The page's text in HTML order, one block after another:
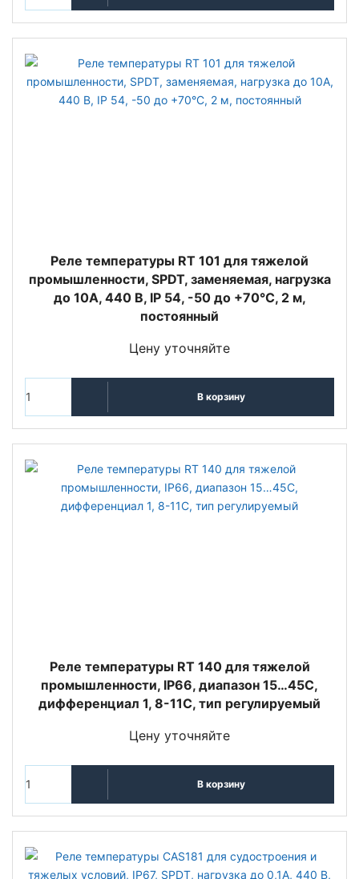
Реле температуры RT 101 для тяжелой
промышленности, SPDT, заменяемая, нагрузка
до 10А, 440 В, IP 54, -50 до +70°С, 2 м,
постоянный
Цену уточняйте
В корзину
Реле температуры RT 140 для тяжелой
промышленности, IP66, диапазон 15…45С,
дифференциал 1, 8-11С, тип регулируемый
Цену уточняйте
В корзину